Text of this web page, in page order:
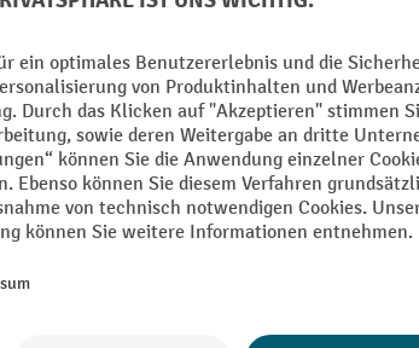
Selbstschließend
Alle technische Details anzeigen